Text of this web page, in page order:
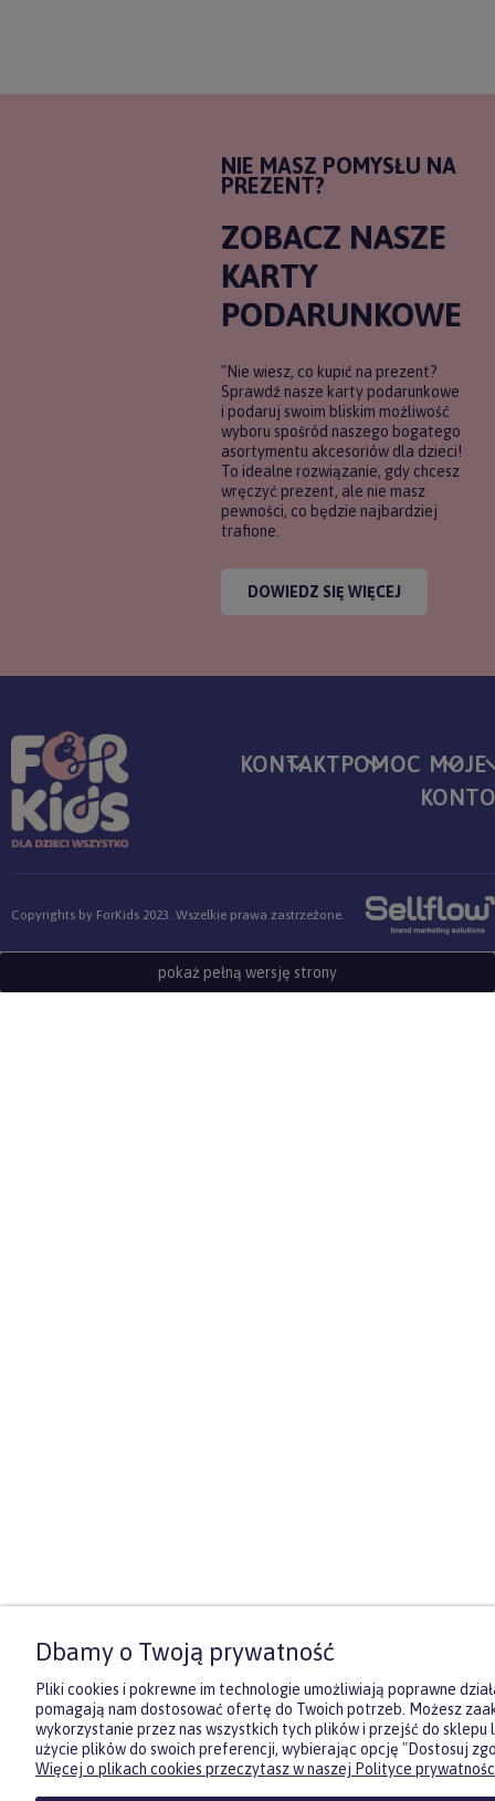
NIE MASZ POMYSŁU NA
PREZENT?
ZOBACZ NASZE
KARTY
PODARUNKOWE
"Nie wiesz, co kupić na prezent?
Sprawdź nasze karty podarunkowe
i podaruj swoim bliskim możliwość
wyboru spośród naszego bogatego
asortymentu akcesoriów dla dzieci!
To idealne rozwiązanie, gdy chcesz
wręczyć prezent, ale nie masz
pewności, co będzie najbardziej
trafione.
DOWIEDZ SIĘ WIĘCEJ
KONTAKTPOMOC MOJE
KONTO
Copyrights by ForKids 2023. Wszelkie prawa zastrzeżone.
pokaż pełną wersję strony
Zasubskrybuj nasz newsletter
i otrzymaj5% rabatu na pierwszyzakup.
Dbamy o Twoją prywatność
Pliki cookies i pokrewne im technologie umożliwiają poprawne
pomagają nam dostosować ofertę do Twoich potrzeb. Możesz
wykorzystanie przez nas wszystkich tych plików i przejść do sklepu
użycie plików do swoich preferencji, wybierając opcję "Dostosuj
Więcej o plikach cookies przeczytasz w naszej Polityce